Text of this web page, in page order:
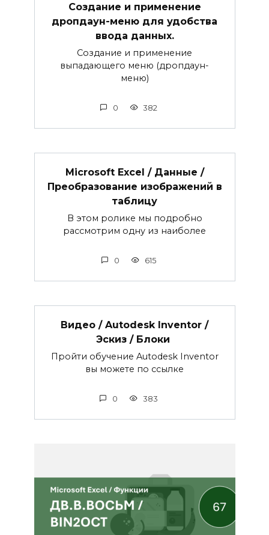
Создание и применение
дропдаун-меню для удобства
ввода данных.
Создание и применение
выпадающего меню (дропдаун-
меню)
0 382
Microsoft Excel / Данные /
Преобразование изображений в
таблицу
В этом ролике мы подробно
рассмотрим одну из наиболее
0 615
Видео / Autodesk Inventor /
Эскиз / Блоки
Пройти обучение Autodesk Inventor
вы можете по ссылке
0 383